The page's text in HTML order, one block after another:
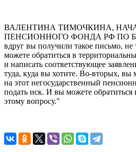
ВАЛЕНТИНА ТИМОЧКИНА,
ПЕНСИОННОГО ФОНДА РФ ПО
вдруг вы получили такое письмо,
можете обратиться в
и написать соответствующее
туда, куда вы хотите. Во-вторых, вы
на этот негосударственный
подать иск. И вы можете
этому вопросу."